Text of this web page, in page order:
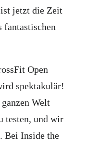
jetzt die Zeit
fantastischen
Open
spektakulär!
Welt
testen, und wir
Bei Inside the